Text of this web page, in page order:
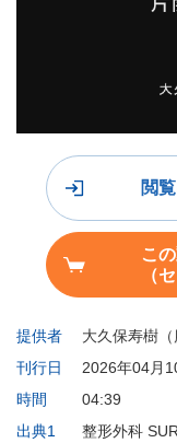
提供者
大久保寿樹（
刊行日
2026年04月
時間
04:39
出典1
整形外科
閲
こ
（